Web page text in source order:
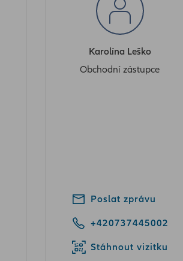
Karolína Leško
Obchodní zástupce
Poslat zprávu
+420737445002
Stáhnout vizitku